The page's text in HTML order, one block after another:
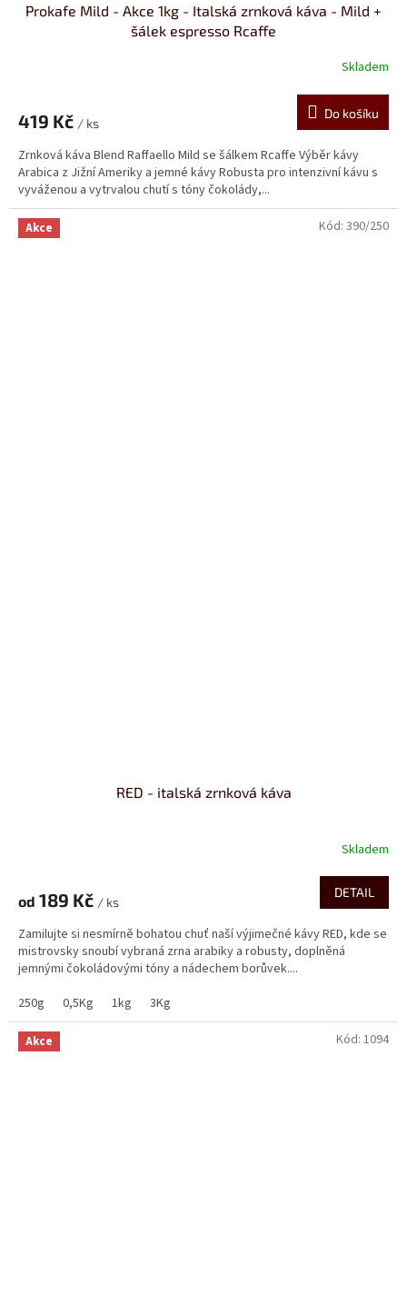
Prokafe Mild - Akce 1kg - Italská zrnková káva - Mild +
šálek espresso Rcaffe
Skladem
419 Kč / ks
Do košíku
Zrnková káva Blend Raffaello Mild se šálkem Rcaffe Výběr kávy
Arabica z Jižní Ameriky a jemné kávy Robusta pro intenzivní kávu s
vyváženou a vytrvalou chutí s tóny čokolády,...
Akce
RED - italská zrnková káva
je
z
5
hvězdiček.
Skladem
od 189 Kč / ks
DETAIL
Zamilujte si nesmírně bohatou chuť naší výjimečné kávy RED, kde se
mistrovsky snoubí vybraná zrna arabiky a robusty, doplněná
jemnými čokoládovými tóny a nádechem borůvek....
250g
0,5Kg 1kg 3Kg
Kód: 390/250
Akce Kód: 1094